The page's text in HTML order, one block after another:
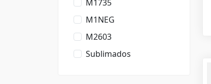
M1735
M1NEG
M2603
Sublimados